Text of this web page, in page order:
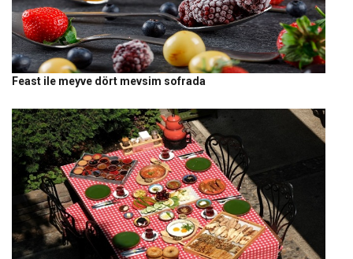
Feast ile meyve dört mevsim sofrada